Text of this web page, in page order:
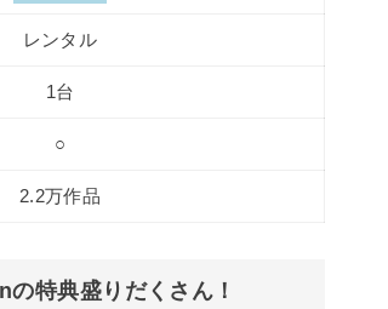
レンタル
1台
○
2.2万作品
特典盛りだくさん！